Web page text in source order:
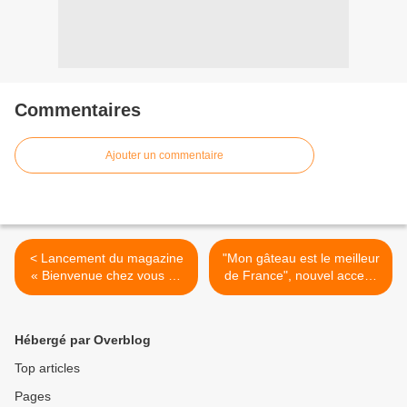
Commentaires
Ajouter un commentaire
< Lancement du magazine
« Bienvenue chez vous by
Stéphane Plaza »
"Mon gâteau est le meilleur
de France", nouvel access
dès le 26 avril sur M6 >
Hébergé par Overblog
Top articles
Pages